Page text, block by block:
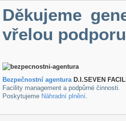
Děkujeme
vřelou
Bezpečnostní agenturaD.I.SEVEN
Facility management a podpůrné činnosti.
Poskytujeme Náhradní plnění.